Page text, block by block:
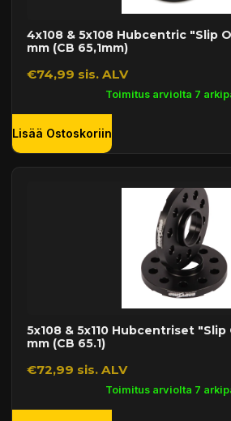
4x108 & 5x108 Hubcentric "Slip
mm (CB 65,1mm)
€74,99 sis. ALV
Toimitus arviolta 7
Lisää Ostoskoriin
5x108 & 5x110 Hubcentriset
mm (CB 65.1)
€72,99 sis. ALV
Toimitus arviolta 7